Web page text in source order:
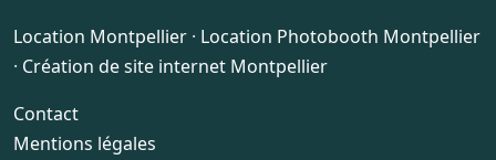
Location Montpellier · Location Photobooth Montpellier
· Création de site internet Montpellier
Contact
Mentions légales